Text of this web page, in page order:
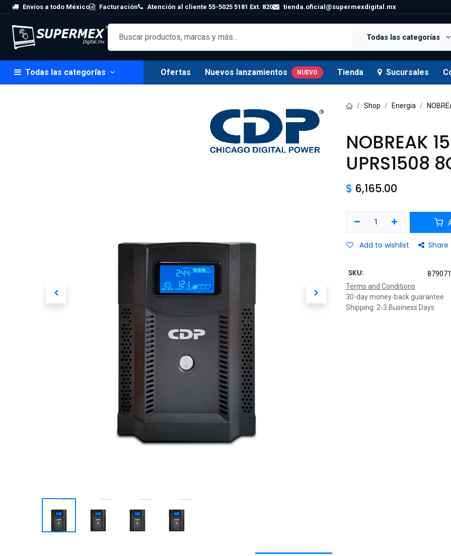
Skip to Content
Envíos a todo México Facturación Atención al cliente 55-5025 5181 Ext. 820 tienda.oficial@supermexdigital.mx
Todas las categorías
Todas las categorías Ofertas Nuevos lanzamientos NUEVO Tienda Sucursales
Shop Energia
NOBREAK
UPRS1508
$ 6,165.00
Add to wishlist Share
SKU:
Terms and Conditions
30-day money-back guarantee
Shipping: 2-3 Business Days